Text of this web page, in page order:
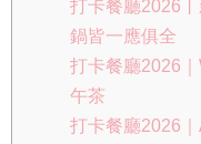
打卡餐廳2026
鍋皆一應俱全
打卡餐廳2026
午茶
打卡餐廳2026